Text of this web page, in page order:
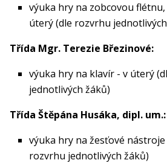
výuka hry na zobcovou
úterý (dle rozvrhu
Třída Mgr. Terezie Březinové:
výuka hry na klavír - v úterý
jednotlivých žáků)
Třída Štěpána Husáka, dipl. um.:
výuka hry na žesťové
rozvrhu jednotlivých žáků)